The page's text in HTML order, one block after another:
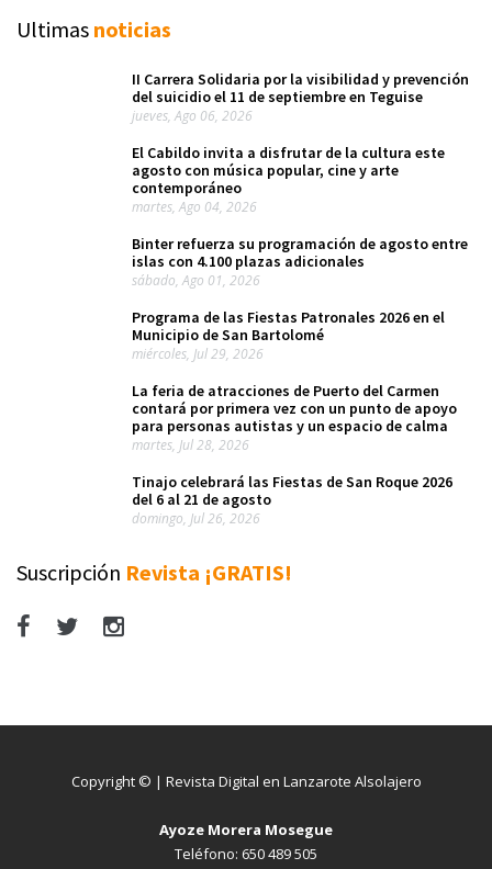
Ultimas noticias
II Carrera Solidaria por la visibilidad y prevención
del suicidio el 11 de septiembre en Teguise
jueves, Ago 06, 2026
El Cabildo invita a disfrutar de la cultura este
agosto con música popular, cine y arte
contemporáneo
martes, Ago 04, 2026
Binter refuerza su programación de agosto entre
islas con 4.100 plazas adicionales
sábado, Ago 01, 2026
Programa de las Fiestas Patronales 2026 en el
Municipio de San Bartolomé
miércoles, Jul 29, 2026
La feria de atracciones de Puerto del Carmen
contará por primera vez con un punto de apoyo
para personas autistas y un espacio de calma
martes, Jul 28, 2026
Tinajo celebrará las Fiestas de San Roque 2026
del 6 al 21 de agosto
domingo, Jul 26, 2026
Suscripción Revista ¡GRATIS!
Copyright © | Revista Digital en Lanzarote Alsolajero
Ayoze Morera Mosegue
Teléfono: 650 489 505